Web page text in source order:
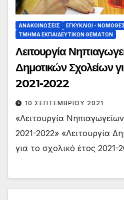
ΑΝΑΚΟΙΝΏΣΕΙΣ
ΕΓΚΎΚΛΙΟΙ -
ΤΜΉΜΑ ΕΚΠΑΙΔΕΥΤΙΚΏΝ ΘΕΜΆΤΩΝ
Λειτουργία
Δημοτικών Σχολείων
2021-2022
10 ΣΕΠΤΕΜΒΡΊΟΥ 2021
«Λειτουργία
2021-2022» «Λειτουργία
για το σχολικό έτος 2021-